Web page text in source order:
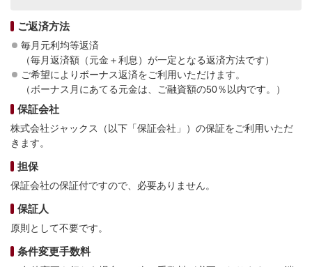
ご返済方法
毎月元利均等返済
（毎月返済額（元金＋利息）が一定となる返済方法です）
ご希望によりボーナス返済をご利用いただけます。
（ボーナス月にあてる元金は、ご融資額の50％以内です。）
保証会社
株式会社ジャックス（以下「保証会社」）の保証をご利用いただ
きます。
担保
保証会社の保証付ですので、必要ありません。
保証人
原則として不要です。
条件変更手数料